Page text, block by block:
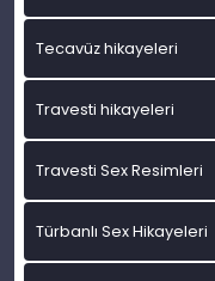
Tecavüz hikayeleri
Travesti hikayeleri
Travesti Sex Resimleri
Türbanlı Sex Hikayeleri